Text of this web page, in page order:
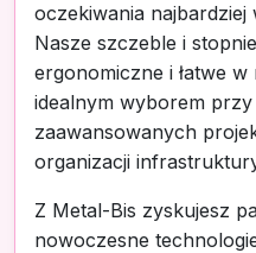
oczekiwania najbardziej
Nasze szczeble i
ergonomiczne i łatwe
idealnym wyborem przy
zaawansowanych
organizacji
Z Metal-Bis zyskujesz
nowoczesne